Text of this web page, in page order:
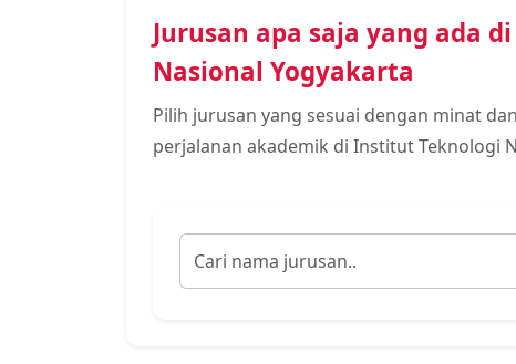
Jurusan apa saja yang ada
Nasional Yogyakarta
Pilih jurusan yang sesuai dengan minat
perjalanan akademik di Institut Teknologi